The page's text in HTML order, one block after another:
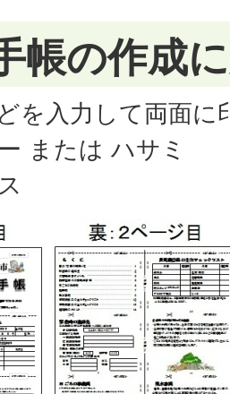
帳の作成
を入力して両面に
または ハサミ